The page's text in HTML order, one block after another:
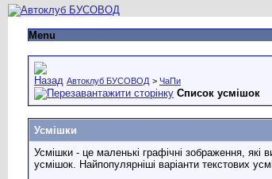
Menu
Автоклуб БУСОВОД > ЧаПи
Список усмішок
Усмішки
Усмішки - це маленькі графічні зображення,
усмішок. Найпопулярніші варіанти текстових